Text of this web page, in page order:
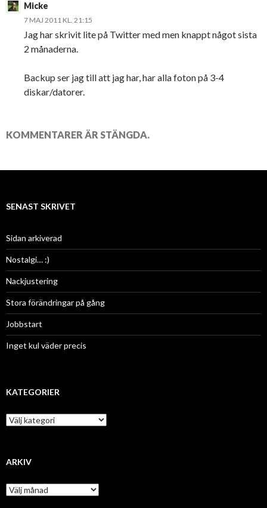
Micke
7 MAJ 2011 KL. 21:15
Jag har skrivit lite på Twitter med men knappt något sista
2 månaderna.
Backup ser jag till att jag har, har alla foton på 3-4
diskar/datorer.
KOMMENTARER ÄR STÄNGDA.
SENAST SKRIVET
Sidan arkiverad
Nostalgi… :)
Nackjustering
Stora förändringar på gång
Jobbstart
Inget kul väder precis
KATEGORIER
K
a
g
r
i
ARKIV
A
r